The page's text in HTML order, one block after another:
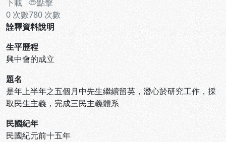
下載
0 次數
點擊
780 次數
詮釋資料說明
生平歷程
興中會的成立
題名
是年上半年之五個月中先生繼續留英，潛心於研究工作，採
取民生主義，完成三民主義體系
民國紀年
民國紀元前十五年